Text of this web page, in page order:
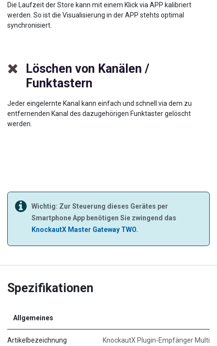
Die Laufzeit der Store kann mit einem Klick via APP kalibriert
werden. So ist die Visualisierung in der APP stehts optimal
synchronisiert.
Löschen von Kanälen /
Funktastern
Jeder eingelernte Kanal kann einfach und schnell via dem zu
entfernenden Kanal des dazugehörigen Funktaster gelöscht
werden.
Wichtig: Zur Steuerung dieses Gerätes per
Smartphone App benötigen Sie zwingend das
KnockautX Master Gateway TWO.
Spezifikationen
Allgemeines
Artikelbezeichnung
KnockautX Plugin-Empfänger Multi